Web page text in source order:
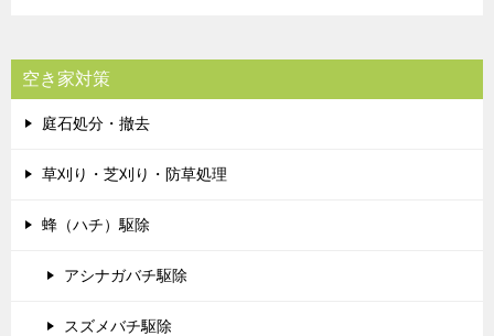
空き家対策
庭石処分・撤去
草刈り・芝刈り・防草処理
蜂（ハチ）駆除
アシナガバチ駆除
スズメバチ駆除